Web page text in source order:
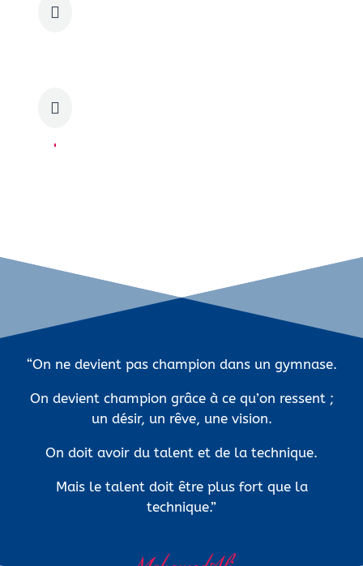


“On ne devient pas champion dans un gymnase.
On devient champion grâce à ce qu’on ressent ;
un désir, un rêve, une vision.
On doit avoir du talent et de la technique.
Mais le talent doit être plus fort que la
technique.”